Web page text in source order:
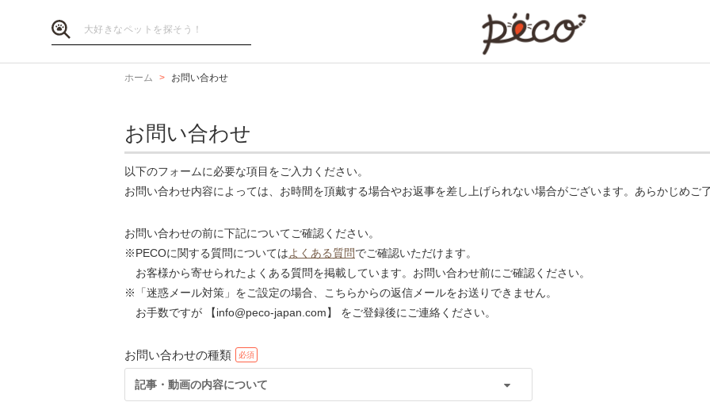
ホーム お問い合わせ
お問い合わせ
以下のフォームに必要な項目をご入力ください。
お問い合わせ内容によっては、お時間を頂戴する場合やお返事を差し上げられない場合がございます。あらかじめご
お問い合わせの前に下記についてご確認ください。
※PECOに関する質問についてはよくある質問でご確認いただけます。
お客様から寄せられたよくある質問を掲載しています。お問い合わせ前にご確認ください。
※「迷惑メール対策」をご設定の場合、こちらからの返信メールをお送りできません。
お手数ですが 【info@peco-japan.com】 をご登録後にご連絡ください。
お問い合わせの種類
記事・動画の内容について